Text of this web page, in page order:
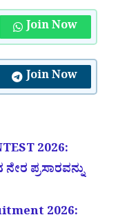
Join Now
Join Now
2026:
ಪ್ರಸಾರವನ್ನು